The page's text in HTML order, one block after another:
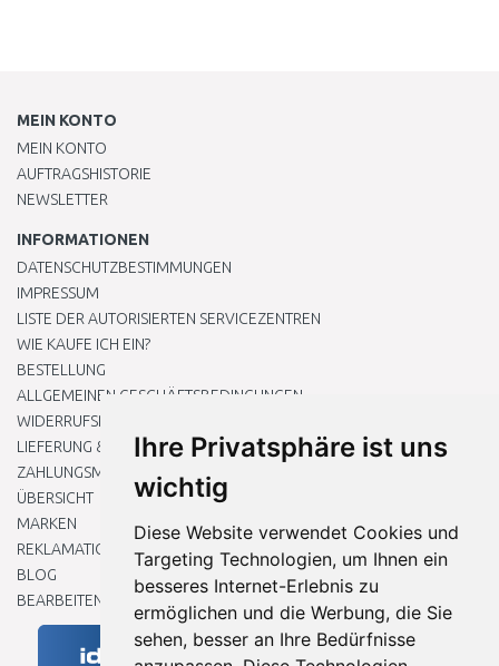
Ihre Privatsphäre ist uns
wichtig
Diese Website verwendet Cookies und
Targeting Technologien, um Ihnen ein
besseres Internet-Erlebnis zu
ermöglichen und die Werbung, die Sie
sehen, besser an Ihre Bedürfnisse
MEIN KONTO
MEIN KONTO
AUFTRAGSHISTORIE
NEWSLETTER
INFORMATIONEN
DATENSCHUTZBESTIMMUNGEN
IMPRESSUM
LISTE DER AUTORISIERTEN SERVICEZENTREN
WIE KAUFE ICH EIN?
BESTELLUNG
ALLGEMEINEN GESCHÄFTSBEDINGUNGEN
WIDERRUFSRECHT
LIEFERUNG & ZAHLUNG
ZAHLUNGSMETHODEN
ÜBERSICHT
MARKEN
REKLAMATIONEN UND RETOUREN
BLOG
BEARBEITEN SIE MEINE COOKIE-EINSTELLUNGEN